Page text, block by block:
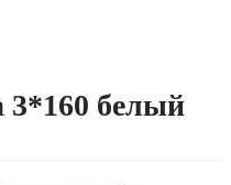
3*160 белый